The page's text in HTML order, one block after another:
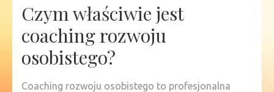
Czym właściwie jest
coaching rozwoju
osobistego?
Coaching rozwoju osobistego to profesjonalna